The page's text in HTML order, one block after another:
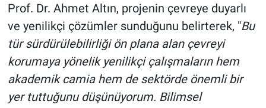
Prof. Dr. Ahmet Altın, projenin çevreye duyarlı
ve yenilikçi çözümler sunduğunu belirterek, "Bu
tür sürdürülebilirliği ön plana alan çevreyi
korumaya yönelik yenilikçi çalışmaların hem
akademik camia hem de sektörde önemli bir
yer tuttuğunu düşünüyorum. Bilimsel